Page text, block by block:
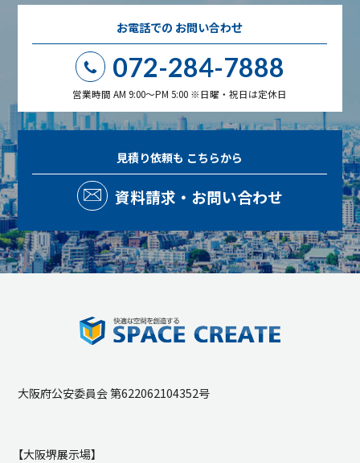
お電話での お問い合わせ
072-284-7888
営業時間 AM 9:00～PM 5:00 ※日曜・祝日は定休日
見積り依頼も こちらから
資料請求・お問い合わせ
大阪府公安委員会 第622062104352号
【大阪堺展示場】